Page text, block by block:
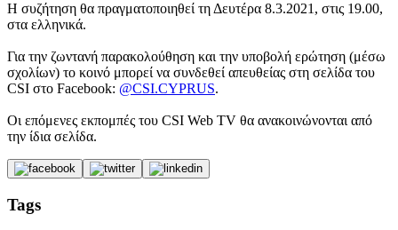
Η συζήτηση θα πραγματοποιηθεί τη Δευτέρα 8.3.2021, στις 19.00,
στα ελληνικά.
Για την ζωντανή παρακολούθηση και την υποβολή ερώτηση (μέσω
σχολίων) το κοινό μπορεί να συνδεθεί απευθείας στη σελίδα του
CSI στο Facebook: @CSI.CYPRUS.
Οι επόμενες εκπομπές του CSI Web TV θα ανακοινώνονται από
την ίδια σελίδα.
Tags